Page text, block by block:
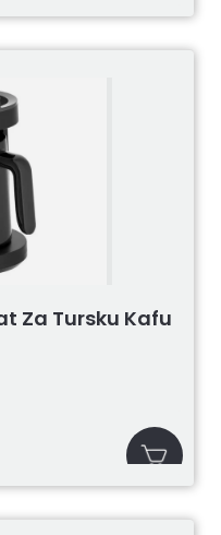
Za Tursku Kafu